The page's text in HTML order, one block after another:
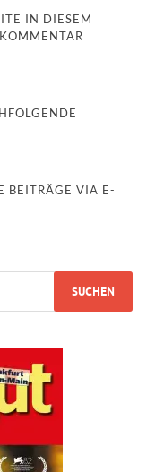
IN DIESEM
BEITRÄGE VIA E-